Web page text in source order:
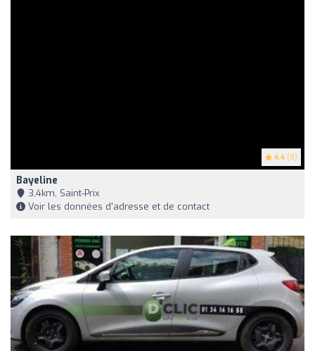
4.4 (8)
Bayeline
3,4km, Saint-Prix
Voir les données d'adresse et de contact